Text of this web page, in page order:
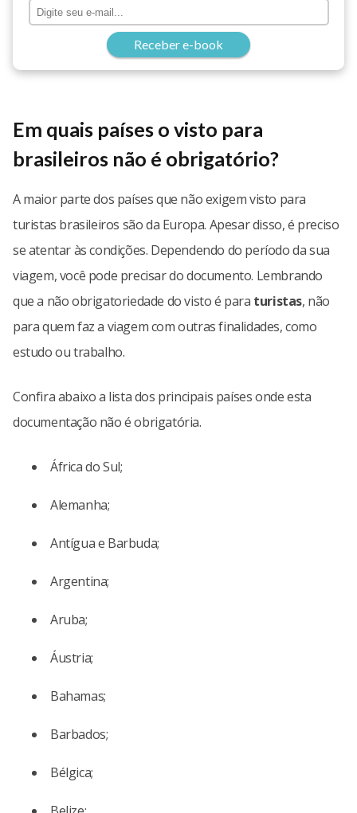
Receber e-book
Em quais países o visto para
brasileiros não é obrigatório?
A maior parte dos países que não exigem visto para
turistas brasileiros são da Europa. Apesar disso, é preciso
se atentar às condições. Dependendo do período da sua
viagem, você pode precisar do documento. Lembrando
que a não obrigatoriedade do visto é para turistas, não
para quem faz a viagem com outras finalidades, como
estudo ou trabalho.
Confira abaixo a lista dos principais países onde esta
documentação não é obrigatória.
África do Sul;
Alemanha;
Antígua e Barbuda;
Argentina;
Aruba;
Áustria;
Bahamas;
Barbados;
Bélgica;